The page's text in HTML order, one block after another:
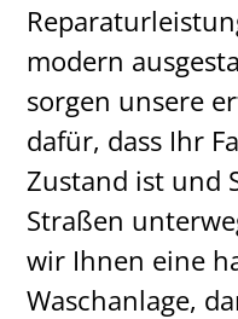
modern
sorgen unsere
dafür, dass Ihr
Zustand ist und
Straßen
wir Ihnen eine
Waschanlage,